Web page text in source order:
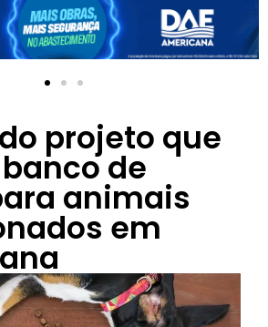
projeto que
de
animais
em